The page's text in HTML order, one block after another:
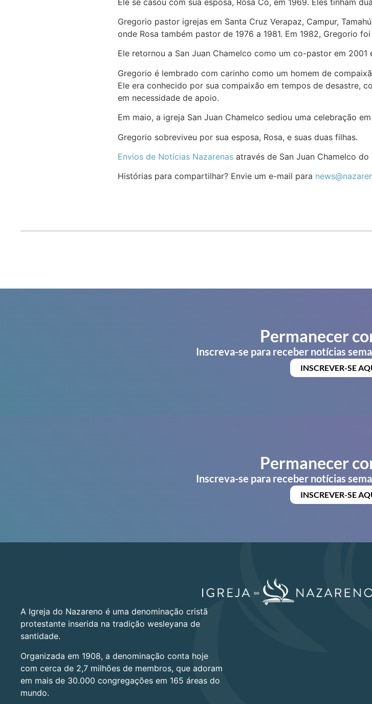
Gregorio pastor igrejas em Santa Cruz Verapaz, Campur,
onde Rosa também pastor de 1976 a 1981. Em 1982, Gregorio
Ele retornou a San Juan Chamelco como um co-pastor em
Gregorio é lembrado com carinho como um homem de
Ele era conhecido por sua compaixão em tempos de desastre,
em necessidade de apoio.
Em maio, a igreja San Juan Chamelco sediou uma celebração
Gregorio sobreviveu por sua esposa, Rosa, e suas duas filhas.
Envios de Notícias Nazarenasatravés de San Juan Chamelco do
Histórias para compartilhar? Envie um e-mail para
Permanecer
Inscreva-se para receber notícias
INSCREVER-SE
Permanecer
Inscreva-se para receber notícias
INSCREVER-SE
A Igreja do Nazareno é uma denominação cristã
protestante inserida na tradição wesleyana de
santidade.
Organizada em 1908, a denominação conta hoje
com cerca de 2,7 milhões de membros, que adoram
em mais de 30.000 congregações em 165 áreas do
mundo.